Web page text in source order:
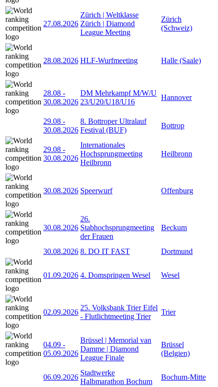
27.08.2026
Zürich | Weltklasse
Zürich | Diamond
League Meeting
Zürich
(Schweiz)
28.08.2026 HLF-Wurfmeeting Halle (Saale)
28.08 -
30.08.2026
DM Mehrkampf M/W/U
23/U20/U18/U16
Hannover
29.08 -
30.08.2026
8. Bottroper Ultralauf
Festival (BUF)
Bottrop
29.08 -
30.08.2026
Internationales
Hochsprungmeeting
Heilbronn
Heilbronn
30.08.2026 Speerwurf Offenburg
30.08.2026
26.
Stabhochsprungmeeting
der Frauen
Beckum
30.08.2026 8. DO IT FAST Dortmund
01.09.2026 4. Domspringen Wesel Wesel
02.09.2026
25. Volksbank Trier Eifel
- Flutlichtmeeting Trier
Trier
04.09 -
05.09.2026
Brüssel | Memorial van
Damme | Diamond
League Finale
Brüssel
(Belgien)
06.09.2026
Stadtwerke
Halbmarathon Bochum
Bochum-Mitte